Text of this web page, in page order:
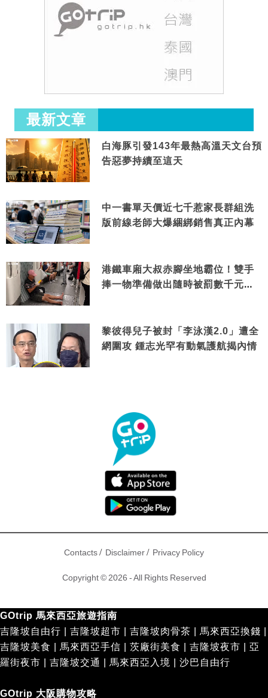
最新文章
白海豚引發143年最熱高溫天文台預
告惡夢持續至這天
中一書單天價近七千惹家長群組洗
版前線老師大爆綑綁銷售真正內幕
港鐵車廂大叔赤腳坐地霸位！雙手
捧一物準備做出隨時被罰數千元舉
黎彼得兒子被封「李泳漢2.0」遭全
網圍攻 鍾志光罕有動氣護航揭內情
Contacts/ Disclaimer/ Privacy Policy
Copyright © 2026 - All Rights Reserved
GOtrip 馬來西亞旅遊指南
吉隆坡自由行
吉隆坡超市 吉隆坡肉骨茶 馬來西亞換錢
吉隆坡美食
馬來西亞手信 茨廠街美食 吉隆坡夜市
亞
羅街夜市
吉隆坡交通 馬來西亞入境 沙巴自由行
GOtrip 大阪購物攻略